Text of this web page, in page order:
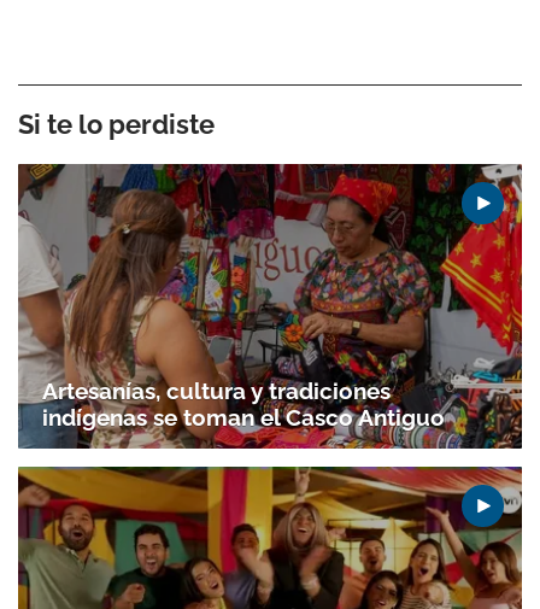
Si te lo perdiste
Artesanías, cultura y tradiciones
indígenas se toman el Casco Antiguo